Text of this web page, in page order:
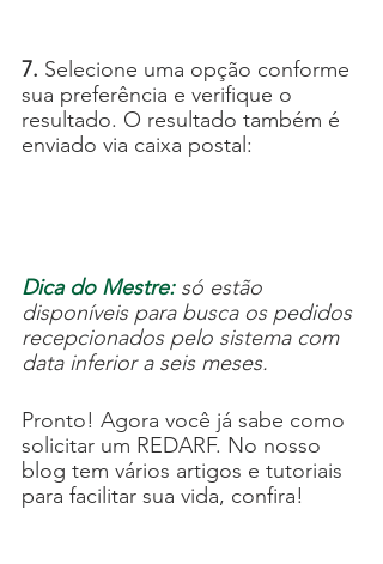
7. Selecione uma opção conforme
sua preferência e verifique o
resultado. O resultado também é
enviado via caixa postal:
Dica do Mestre: só estão
disponíveis para busca os pedidos
recepcionados pelo sistema com
data inferior a seis meses.
Pronto! Agora você já sabe como
solicitar um REDARF. No nosso
blog tem vários artigos e tutoriais
para facilitar sua vida, confira!